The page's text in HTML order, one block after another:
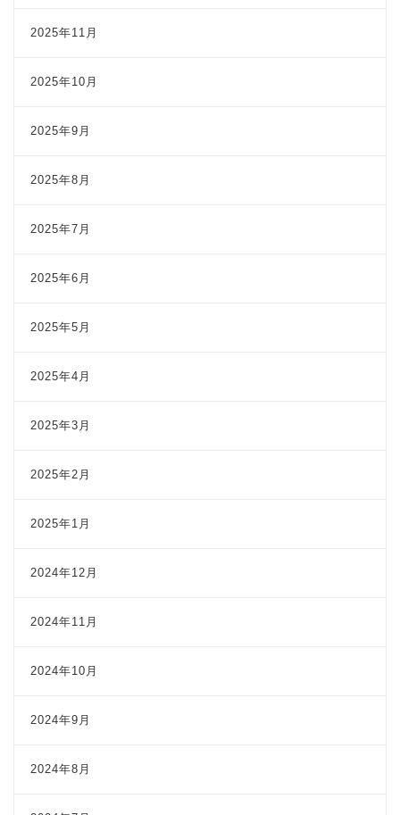
2025年11月
2025年10月
2025年9月
2025年8月
2025年7月
2025年6月
2025年5月
2025年4月
2025年3月
2025年2月
2025年1月
2024年12月
2024年11月
2024年10月
2024年9月
2024年8月